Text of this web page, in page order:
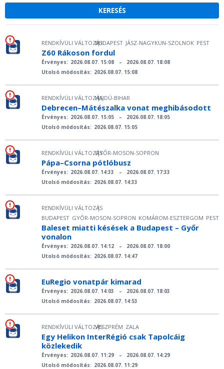
RENDKÍVÜLI VÁLTOZÁS
|
BUDAPEST JÁSZ-NAGYKUN-SZOLNOK PEST
Z60 Rákoson fordul
Érvényes: 2026.08.07. 15:08 –
2026.08.07. 18:08
Utolsó módosítás: 2026.08.07. 15:08
RENDKÍVÜLI VÁLTOZÁS
|
HAJDÚ-BIHAR
Debrecen–Mátészalka vonat meghibásodott
Érvényes: 2026.08.07. 15:05 –
2026.08.07. 18:05
Utolsó módosítás: 2026.08.07. 15:05
RENDKÍVÜLI VÁLTOZÁS
|
GYŐR-MOSON-SOPRON
Pápa–Csorna pótlóbusz
Érvényes: 2026.08.07. 14:33 –
2026.08.07. 17:33
Utolsó módosítás: 2026.08.07. 14:33
RENDKÍVÜLI VÁLTOZÁS
|
BUDAPEST GYŐR-MOSON-SOPRON KOMÁROM-ESZTERGOM PEST
Baleset miatti késések a Budapest – Győr
vonalon
Érvényes: 2026.08.07. 14:12 –
2026.08.07. 18:00
Utolsó módosítás: 2026.08.07. 14:47
EuRegio vonatpár kimarad
Érvényes: 2026.08.07. 14:03 –
2026.08.07. 18:03
Utolsó módosítás: 2026.08.07. 14:53
RENDKÍVÜLI VÁLTOZÁS
|
VESZPRÉM ZALA
Egy Helikon InterRégió csak Tapolcáig
közlekedik
Érvényes: 2026.08.07. 11:29 –
2026.08.07. 14:29
Utolsó módosítás: 2026.08.07. 11:29